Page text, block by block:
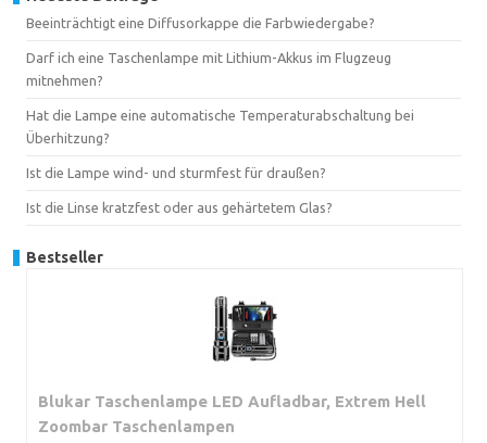
Beeinträchtigt eine Diffusorkappe die Farbwiedergabe?
Darf ich eine Taschenlampe mit Lithium-Akkus im Flugzeug
mitnehmen?
Hat die Lampe eine automatische Temperaturabschaltung bei
Überhitzung?
Ist die Lampe wind- und sturmfest für draußen?
Ist die Linse kratzfest oder aus gehärtetem Glas?
Bestseller
Blukar Taschenlampe LED Aufladbar, Extrem Hell
Zoombar Taschenlampen